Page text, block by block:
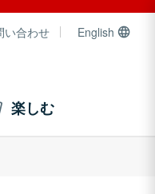
い合わせ English
楽しむ